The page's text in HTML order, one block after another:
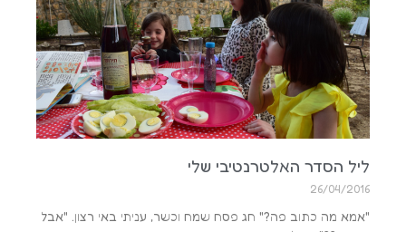
ליל הסדר האלטרנטיבי שלי
26/04/2016
"אמא מה כתוב פה?" חג פסח שמח וכשר, עניתי באי רצון. "אבל